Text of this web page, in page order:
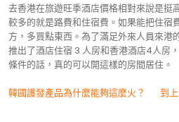
去香港在旅遊旺季酒店價格相對來說是挺
較多的就是路費和住宿費。如果能把住宿
方，多買點東西。為了滿足外來人員來港
推出了酒店住宿 3 人房和香港酒店4人房
條件的話，真的可以開這樣的房間居住。
文
韓國護發產品為什麼能夠這麼火？
到